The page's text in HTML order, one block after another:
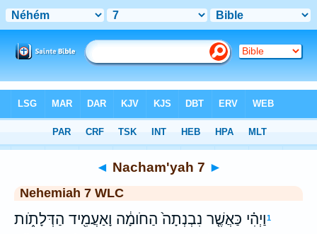
> Nacham'yah 7
◄ Nacham'yah 7 ►
Nehemiah 7 WLC
1וַיְהִ֗י כַּאֲשֶׁ֤ר נִבְנְתָה֙ הַחֹומָ֔ה וָאַעֲמִ֖יד הַדְּלָתֹ֑ות